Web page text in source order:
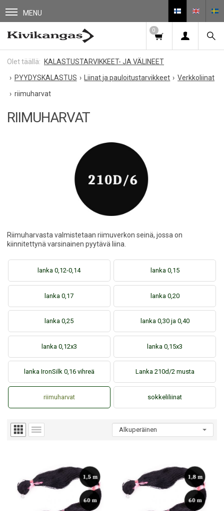
MENU
0
KALASTUSTARVIKKEET- JA VÄLINEET
PYYDYSKALASTUS
Liinat ja pauloitustarvikkeet
Verkkoliinat
riimuharvat
RIIMUHARVAT
Riimuharvasta valmistetaan riimuverkon seinä, jossa on
kiinnitettynä varsinainen pyytävä liina.
lanka 0,12-0,14 lanka 0,15
lanka 0,17 lanka 0,20
lanka 0,25 lanka 0,30 ja 0,40
lanka 0,12x3 lanka 0,15x3
lanka IronSilk 0,16 vihreä Lanka 210d/2 musta
riimuharvat sokkeliliinat